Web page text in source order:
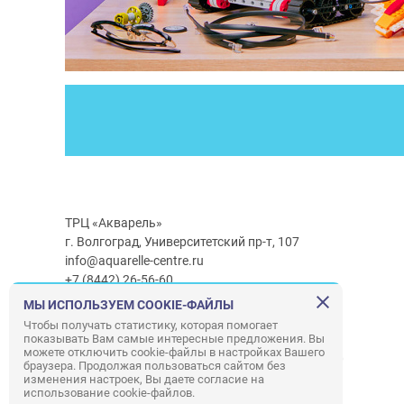
ТРЦ «Акварель»
г. Волгоград, Университетский пр-т, 107
info@aquarelle-centre.ru
+7 (8442) 26-56-60
Часы работы ТРЦ: с 10:00 до 22:00
Часы работы г/м Ашан:с 08:00 до 23:00
Часы работыг/мЛемана ПРО:с 08:00 до 22:00
Правила посещения ТРЦ «Акварель»
МЫ ИСПОЛЬЗУЕМ COOKIE-ФАЙЛЫ
Чтобы получать статистику, которая помогает
показывать Вам самые интересные предложения. Вы
можете отключить cookie-файлы в настройках Вашего
браузера. Продолжая пользоваться сайтом без
изменения настроек, Вы даете согласие на
использование cookie-файлов.